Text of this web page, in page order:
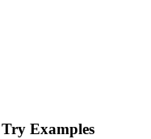
Try Examples